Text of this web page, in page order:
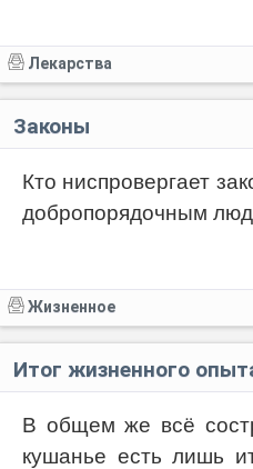
Лекарства
Законы
Кто ниспровергает
добропорядочным
Жизненное
Итог жизненного
В общем же всё
кушанье есть лишь